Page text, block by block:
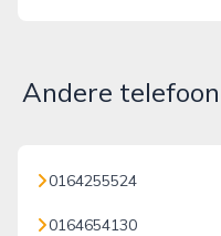
Andere
0164255524
0164654130